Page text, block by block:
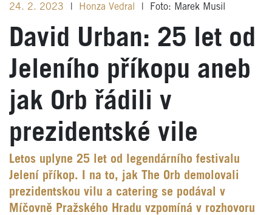
24. 2. 2023 Honza Vedral Foto: Marek Musil
David Urban: 25 let od
Jeleního příkopu aneb
jak Orb řádili v
prezidentské vile
Letos uplyne 25 let od legendárního festivalu
Jelení příkop. I na to, jak The Orb demolovali
prezidentskou vilu a catering se podával v
Míčovně Pražského Hradu vzpomíná v rozhovoru